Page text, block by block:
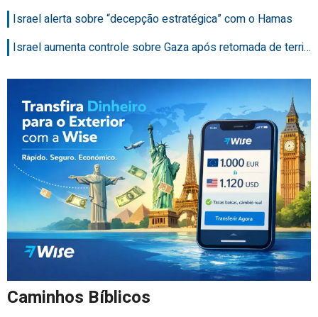
Israel alerta sobre “decepção estratégica” com o Hamas
Israel aumenta controle sobre Gaza após retomada de terri…
Caminhos Bíblicos